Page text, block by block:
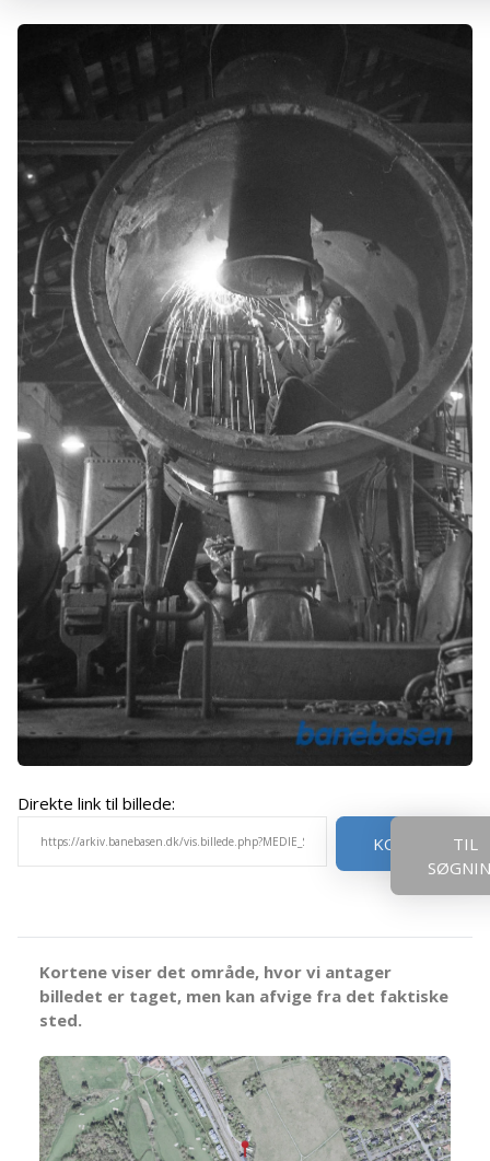
Direkte link til billede:
KOPIER
TIL
Kortene viser det område, hvor vi antager
billedet er taget, men kan afvige fra det faktiske
sted.